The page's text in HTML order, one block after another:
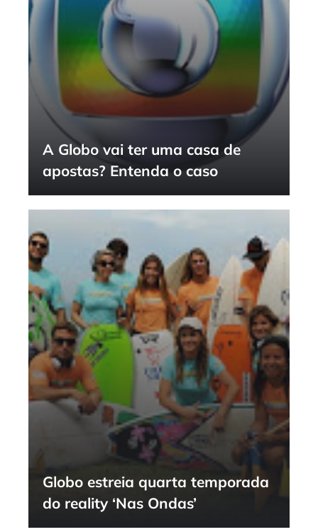
A Globo vai ter uma casa de
apostas? Entenda o caso
Globo estreia quarta temporada
do reality ‘Nas Ondas’